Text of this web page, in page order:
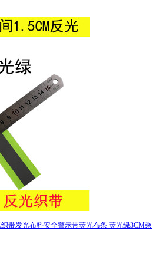
带发光布料安全警示带荧光布条 荧光绿3CM乘